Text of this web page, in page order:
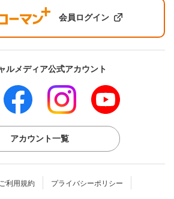
会員ログイン
ルメディア公式アカウント
アカウント一覧
利用規約 プライバシーポリシー